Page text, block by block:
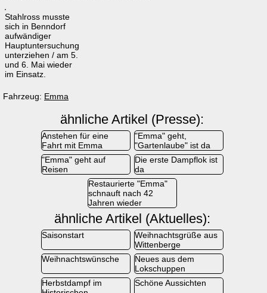
Stahlross musste
sich in Benndorf
aufwändiger
Hauptuntersuchung
unterziehen / am 5.
und 6. Mai wieder
im Einsatz.
Fahrzeug: Emma
ähnliche Artikel (Presse):
Anstehen für eine
Fahrt mit Emma
"Emma" geht,
"Gartenlaube" ist da
"Emma" geht auf
Reisen
Die erste Dampflok ist
da
Restaurierte "Emma"
schnauft nach 42
Jahren wieder
ähnliche Artikel (Aktuelles):
Saisonstart
Weihnachtsgrüße aus
Wittenberge
Weihnachtswünsche
Neues aus dem
Lokschuppen
Herbstdampf im
Schöne Aussichten